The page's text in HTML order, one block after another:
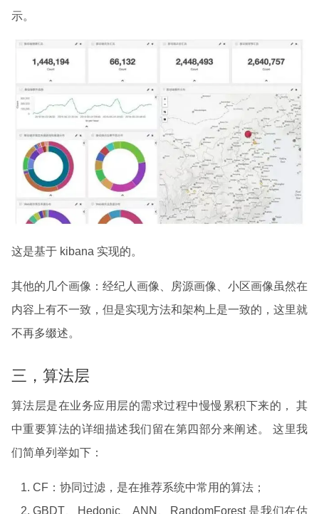
示。
这是基于 kibana 实现的。
其他的几个画像：经纪人画像、房源画像、小区画像虽然在
内容上有不一致，但是实现方法和架构上是一致的，这里就
不再多缀述。
三，算法层
算法层是在业务应用层的需求过程中慢慢累积下来的， 其
中重要算法的详细描述我们留在第四部分来阐述。 这里我
们简单列举如下：
CF：协同过滤，是在推荐系统中常用的算法；
GBDT、Hedonic、ANN、RandomForest 是我们在估